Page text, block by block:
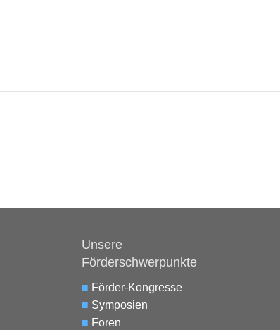
Unsere
Förderschwerpunkte
■ Förder-Kongresse
■ Symposien
■ Foren